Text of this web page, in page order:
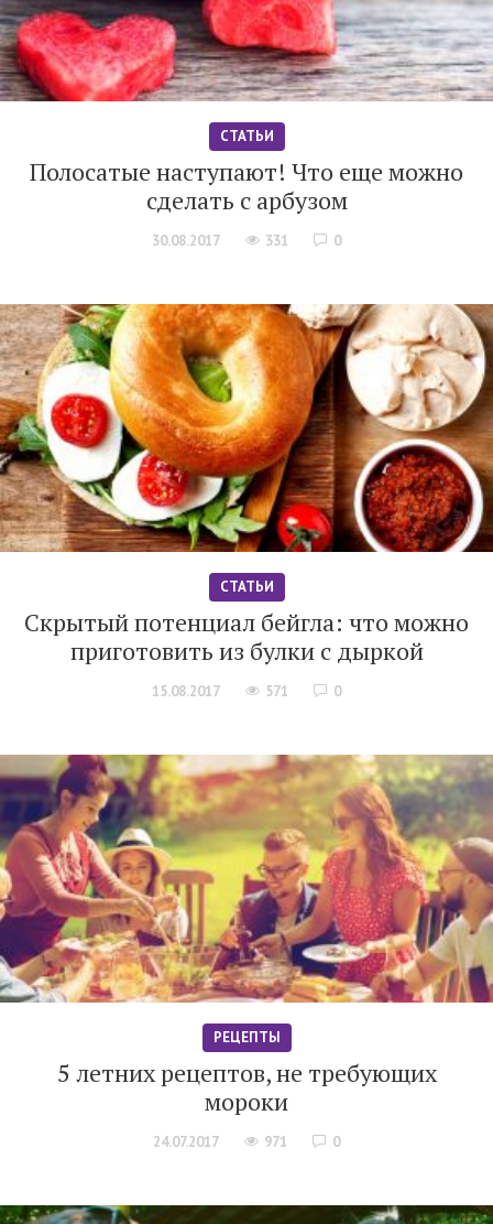
СТАТЬИ
Полосатые наступают! Что еще можно
сделать с арбузом
30.08.2017 331 0
СТАТЬИ
Скрытый потенциал бейгла: что можно
приготовить из булки с дыркой
15.08.2017 571 0
РЕЦЕПТЫ
5 летних рецептов, не требующих
мороки
24.07.2017 971 0